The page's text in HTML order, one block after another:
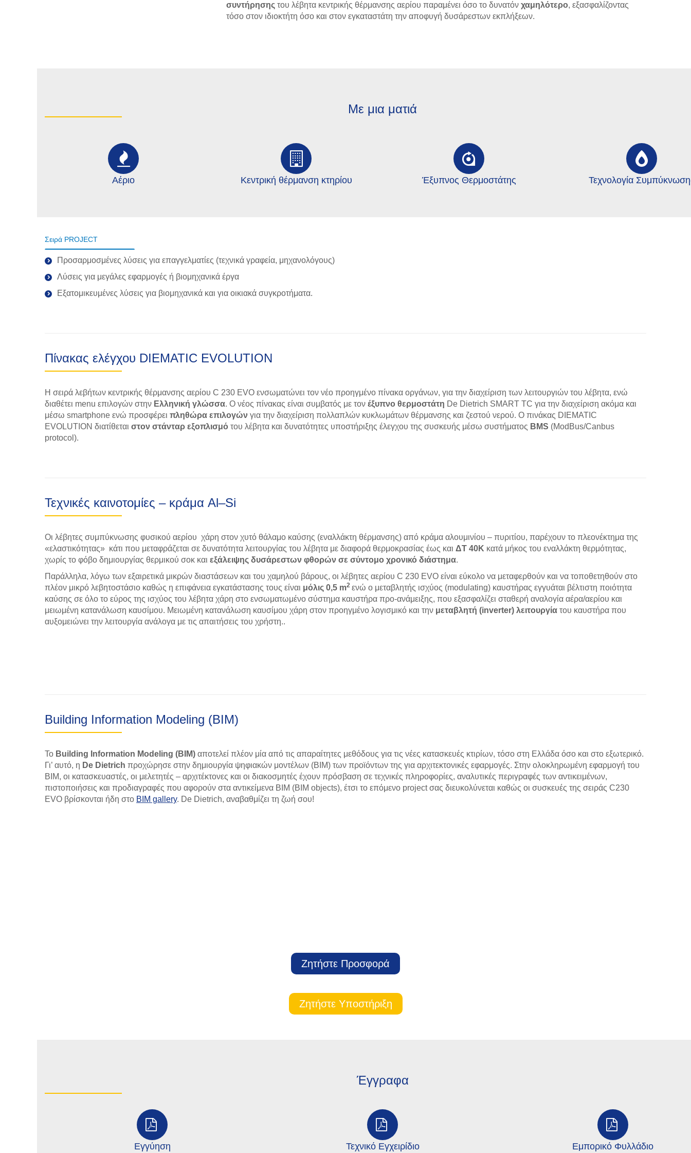
συντήρησηςτου λέβητα κεντρικής θέρμανσης αερίου παραμένει όσο το δυνατόν χαμηλότερο, εξασφαλίζοντας
τόσο στον ιδιοκτήτη όσο και στον εγκαταστάτη την αποφυγή δυσάρεστων εκπλήξεων.
Mε μια ματιά
Αέριο Κεντρική θέρμανση κτηρίου Έξυπνος Θερμοστάτης Τεχνολογία
Σειρά PROJECT
Προσαρμοσμένες λύσεις για επαγγελματίες (τεχνικά γραφεία, μηχανολόγους)
Λύσεις για μεγάλες εφαρμογές ή βιομηχανικά έργα
Εξατομικευμένες λύσεις για βιομηχανικά και για οικιακά συγκροτήματα.
Πίνακας ελέγχου DIEMATIC EVOLUTION
Η σειρά λεβήτων κεντρικής θέρμανσης αερίου C 230 EVO ενσωματώνει τον νέο προηγμένο πίνακα οργάνων, για την διαχείριση των λειτουργιών του λέβητα, ενώ
διαθέτει menu επιλογών στην Ελληνική γλώσσα. Ο νέος πίνακας είναι συμβατός με τον έξυπνο θερμοστάτη De Dietrich SMART TC για την διαχείριση ακόμα και
μέσω smartphone ενώ προσφέρει πληθώρα επιλογών για την διαχείριση πολλαπλών κυκλωμάτων θέρμανσης και ζεστού νερού. Ο πινάκας DIEMATIC
EVOLUTION διατίθεται στον στάνταρ εξοπλισμό του λέβητα και δυνατότητες υποστήριξης έλεγχου της συσκευής μέσω συστήματος BMS (ModBus/Canbus
protocol).
Τεχνικές καινοτομίες – κράμα Al–Si
Οι λέβητες συμπύκνωσης φυσικού αερίου χάρη στον χυτό θάλαμο καύσης (εναλλάκτη θέρμανσης) από κράμα αλουμινίου – πυριτίου, παρέχουν το πλεονέκτημα της
«ελαστικότητας» κάτι που μεταφράζεται σε δυνατότητα λειτουργίας του λέβητα με διαφορά θερμοκρασίας έως και ΔT 40K κατά μήκος του εναλλάκτη θερμότητας,
χωρίς το φόβο δημιουργίας θερμικού σοκ και εξάλειψης δυσάρεστων φθορών σε σύντομο χρονικό διάστημα.
Παράλληλα, λόγω των εξαιρετικά μικρών διαστάσεων και του χαμηλού βάρους, οι λέβητες αερίου C 230 EVO είναι εύκολο να μεταφερθούν και να τοποθετηθούν στο
πλέον μικρό λεβητοστάσιο καθώς η επιφάνεια εγκατάστασης τους είναι μόλις 0,5 m2 ενώ ο μεταβλητής ισχύος (modulating) καυστήρας εγγυάται βέλτιστη ποιότητα
καύσης σε όλο το εύρος της ισχύος του λέβητα χάρη στο ενσωματωμένο σύστημα καυστήρα προ-ανάμειξης, που εξασφαλίζει σταθερή αναλογία αέρα/αερίου και
μειωμένη κατανάλωση καυσίμου. Μειωμένη κατανάλωση καυσίμου χάρη στον προηγμένο λογισμικό και την μεταβλητή (inverter) λειτουργία του καυστήρα που
αυξομειώνει την λειτουργία ανάλογα με τις απαιτήσεις του χρήστη..
Building Information Modeling (BIM)
Το Building Information Modeling (BIM) αποτελεί πλέον μία από τις απαραίτητες μεθόδους για τις νέες κατασκευές κτιρίων, τόσο στη Ελλάδα όσο και στο εξωτερικό.
Γι’ αυτό, η De Dietrich προχώρησε στην δημιουργία ψηφιακών μοντέλων (ΒΙΜ) των προϊόντων της για αρχιτεκτονικές εφαρμογές. Στην ολοκληρωμένη εφαρμογή του
BIM, οι κατασκευαστές, οι μελετητές – αρχιτέκτονες και οι διακοσμητές έχουν πρόσβαση σε τεχνικές πληροφορίες, αναλυτικές περιγραφές των αντικειμένων,
πιστοποιήσεις και προδιαγραφές που αφορούν στα αντικείμενα BIM (BIM objects), έτσι το επόμενο project σας διευκολύνεται καθώς οι συσκευές της σειράς C230
EVO βρίσκονται ήδη στο BIM gallery. De Dietrich, αναβαθμίζει τη ζωή σου!
Ζητήστε Προσφορά
Ζητήστε Υποστήριξη
Έγγραφα
Εγγύηση Τεχνικό Εγχειρίδιο Εμπορικό Φυλλάδιο